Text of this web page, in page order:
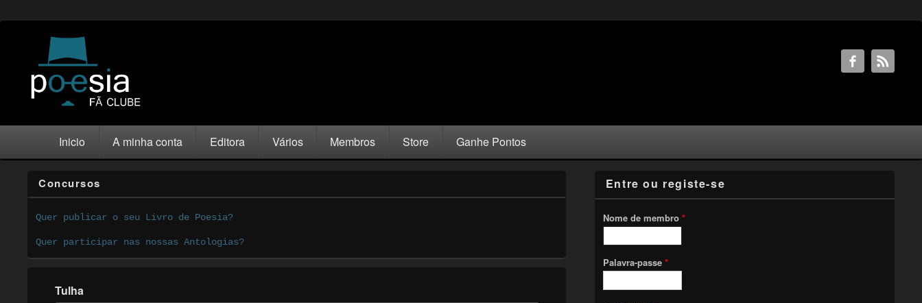
Inicio A minha conta Editora Vários Membros Store Ganhe Pontos
Concursos
Quer publicar o seu Livro de Poesia?
Quer participar nas nossas Antologias?
Tulha
Entre ou registe-se
Nome de membro *
Palavra-passe *